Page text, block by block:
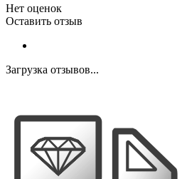
Нет оценок
Оставить отзыв
Загрузка отзывов...